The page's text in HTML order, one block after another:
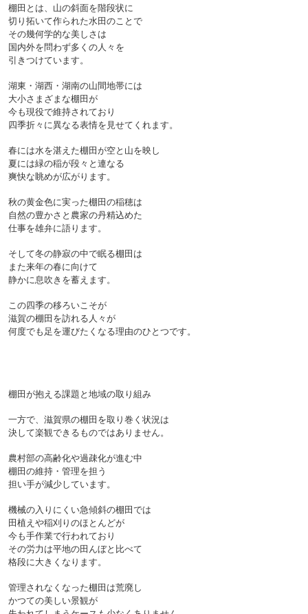
棚田とは、山の斜面を階段状に
切り拓いて作られた水田のことで
その幾何学的な美しさは
国内外を問わず多くの人々を
引きつけています。
湖東・湖西・湖南の山間地帯には
大小さまざまな棚田が
今も現役で維持されており
四季折々に異なる表情を見せてくれます。
春には水を湛えた棚田が空と山を映し
夏には緑の稲が段々と連なる
爽快な眺めが広がります。
秋の黄金色に実った棚田の稲穂は
自然の豊かさと農家の丹精込めた
仕事を雄弁に語ります。
そして冬の静寂の中で眠る棚田は
また来年の春に向けて
静かに息吹きを蓄えます。
この四季の移ろいこそが
滋賀の棚田を訪れる人々が
何度でも足を運びたくなる理由のひとつです。
棚田が抱える課題と地域の取り組み
一方で、滋賀県の棚田を取り巻く状況は
決して楽観できるものではありません。
農村部の高齢化や過疎化が進む中
棚田の維持・管理を担う
担い手が減少しています。
機械の入りにくい急傾斜の棚田では
田植えや稲刈りのほとんどが
今も手作業で行われており
その労力は平地の田んぼと比べて
格段に大きくなります。
管理されなくなった棚田は荒廃し
かつての美しい景観が